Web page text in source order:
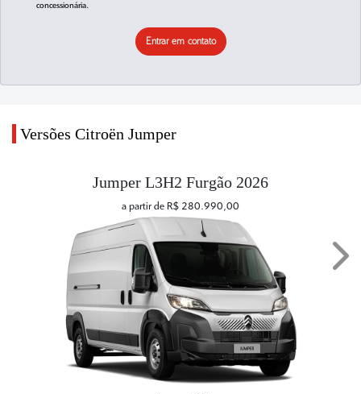
concessionária.
Entrar em contato
Versões Citroën Jumper
Jumper L3H2 Furgão 2026
a partir de R$ 280.990,00
Next